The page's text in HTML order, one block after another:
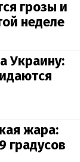
грозы и
неделе
Украину:
жара:
градусов